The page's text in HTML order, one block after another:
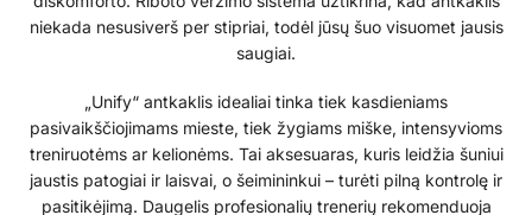
niekada nesusiverš per stipriai, todėl jūsų šuo visuomet jausis
saugiai.
„Unify“ antkaklis idealiai tinka tiek kasdieniams
pasivaikščiojimams mieste, tiek žygiams miške, intensyvioms
treniruotėms ar kelionėms. Tai aksesuaras, kuris leidžia šuniui
jaustis patogiai ir laisvai, o šeimininkui – turėti pilną kontrolę ir
pasitikėjimą. Daugelis profesionalių trenerių rekomenduoja